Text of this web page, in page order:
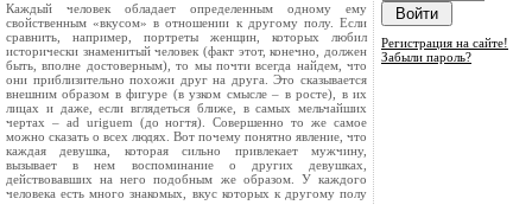
Каждый человек обладает определенным одному ему
свойственным «вкусом» в отношении к другому полу. Если
сравнить, например, портреты женщин, которых любил
исторически знаменитый человек (факт этот, конечно, должен
быть, вполне достоверным), то мы почти всегда найдем, что
они приблизительно похожи друг на друга. Это сказывается
внешним образом в фигуре (в узком смысле – в росте), в их
лицах и даже, если вглядеться ближе, в самых мельчайших
чертах – ad uriguem (до ногтя). Совершенно то же самое
можно сказать о всех людях. Вот почему понятно явление, что
каждая девушка, которая сильно привлекает мужчину,
вызывает в нем воспоминание о других девушках,
действовавших на него подобным же образом. У каждого
человека есть много знакомых, вкус которых к другому полу
Регистрация на сайте!
Забыли пароль?